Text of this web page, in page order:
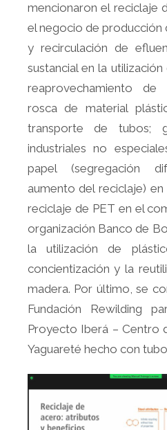
mencionaron el reciclaje
el negocio de producción
y recirculación de
sustancial en la
reaprovechamiento
rosca de material
transporte de tubos;
industriales no
papel (segregación
aumento del reciclaje) en
reciclaje de PET en el
organización Banco de
la utilización de
concientización y la
madera. Por último, se
Fundación Rewilding
Proyecto Iberá – Centro
Yaguareté hecho con